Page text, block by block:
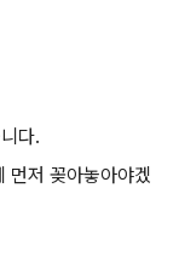
다.
먼저 꽂아놓아야겠